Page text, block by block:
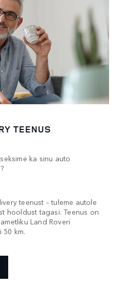
TEENUS
ka sinu auto
teenust – tuleme autole
hooldust tagasi. Teenus on
Land Roveri
km.